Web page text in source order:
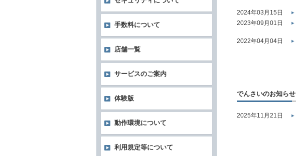
2024年03月15日
2023年09月01日
2022年04月04日
でんさいのお知らせ
2025年11月21日
手数料について
店舗一覧
サービスのご案内
体験版
動作環境について
利用規定等について